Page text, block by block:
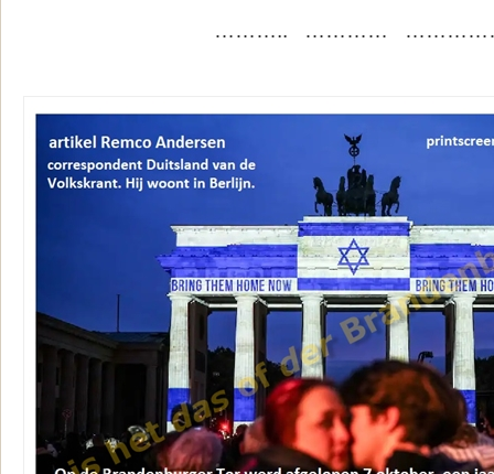
……….. …………